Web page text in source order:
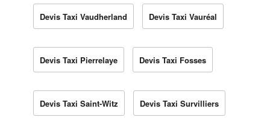
Devis Taxi Vaudherland Devis Taxi Vauréal
Devis Taxi Pierrelaye Devis Taxi Fosses
Devis Taxi Saint-Witz Devis Taxi Survilliers